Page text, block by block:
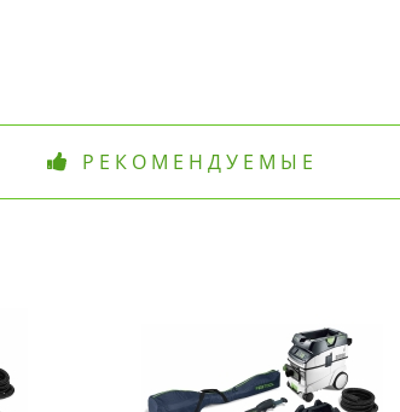
РЕКОМЕНДУЕМЫЕ